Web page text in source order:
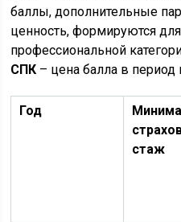
баллы, дополнительные
ценность, формируются
профессиональной
СПК – цена балла в
Год
стаж